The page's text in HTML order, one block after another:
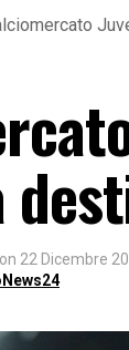
on 22 Dicembre